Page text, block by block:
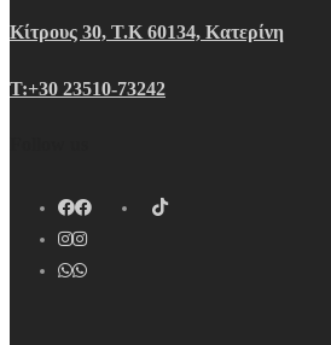
Κίτρους 30, Τ.Κ 60134, Κατερίνη
Τ:+30 23510-73242